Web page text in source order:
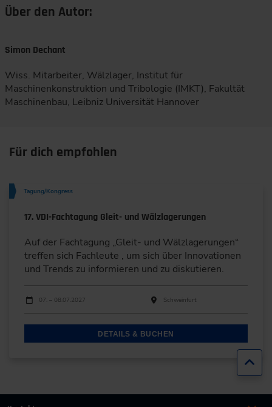
Über den Autor:
Simon Dechant
Wiss. Mitarbeiter, Wälzlager, Institut für
Maschinenkonstruktion und Tribologie (IMKT), Fakultät
Maschinenbau, Leibniz Universität Hannover
Für dich empfohlen
Tagung/Kongress
17. VDI-Fachtagung Gleit- und Wälzlagerungen
Auf der Fachtagung „Gleit- und Wälzlagerungen“
treffen sich Fachleute , um sich über Innovationen
und Trends zu informieren und zu diskutieren.
Durchführungen
Veranstaltungsdatum
07. – 08.07.2027 Schweinfurt
DETAILS & BUCHEN